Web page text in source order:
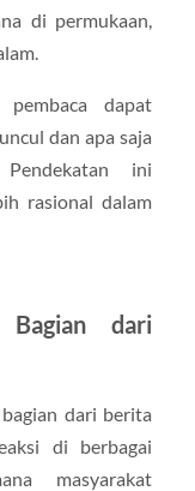
di permukaan,
dapat
dan apa saja
ini
rasional dalam
Bagian dari
dari berita
di berbagai
masyarakat